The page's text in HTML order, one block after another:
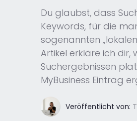
Du glaubst, dass
Keywords, für die
sogenannten
Artikel erkläre ich dir,
Suchergebnissen
MyBusiness Eintrag
Veröffentlicht von: